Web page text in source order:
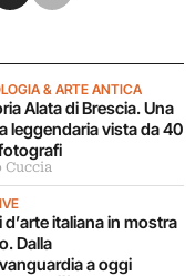
& ARTE ANTICA
Alata di Brescia. Una
leggendaria vista da 40
Cuccia
italiana in mostra
Dalla
a oggi